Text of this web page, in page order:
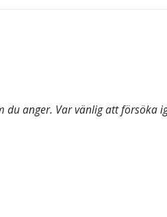
du anger. Var vänlig att försöka